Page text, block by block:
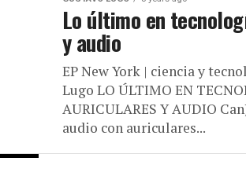
Lo último en
y audio
EP New York | ciencia y
Lugo LO ÚLTIMO EN
AURICULARES Y AUDIO
audio con auriculares...